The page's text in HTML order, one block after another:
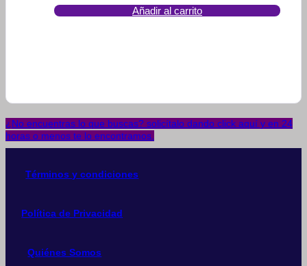
Añadir al carrito
¿No encuentras lo que buscas? solicítalo dando click aquí y en 24
horas o menos te lo encontramos.
Términos y condiciones
Política de Privacidad
Quiénes Somos